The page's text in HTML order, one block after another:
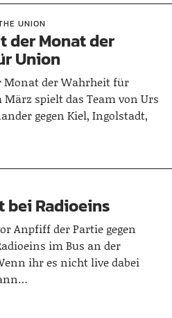
UNION
der Monat der
Union
Monat der Wahrheit für
spielt das Team von Urs
gegen Kiel, Ingolstadt,
bei Radioeins
Anpfiff der Partie gegen
im Bus an der
ihr es nicht live dabei